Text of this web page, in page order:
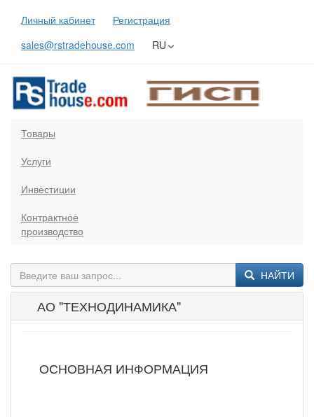
Личный кабинет
Регистрация
sales@rstradehouse.com
RU
Товары
Услуги
Инвестиции
Контрактное
производство
НАЙТИ
АО "ТЕХНОДИНАМИКА"
ОСНОВНАЯ ИНФОРМАЦИЯ